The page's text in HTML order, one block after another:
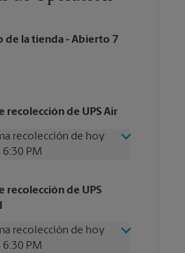
de la tienda - Abierto 7
recolección de UPS Air
recolección de hoy
6:30 PM
6:30 PM
4:00 PM
Sin Recolección
recolección de UPS
recolección de hoy
6:30 PM